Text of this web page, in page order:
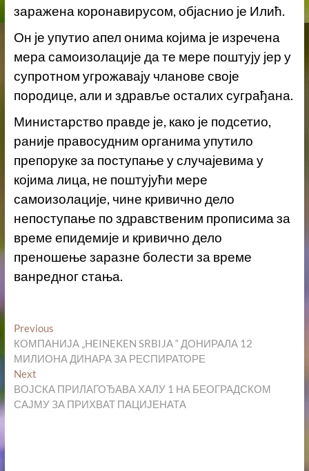
заражена коронавирусом, објаснио је Илић.
Он је упутио апел онима којима је изречена
мера самоизолације да те мере поштују јер у
супротном угрожавају чланове своје
породице, али и здравље осталих суграђана.
Министарство правде је, како је подсетио,
раније правосудним органима упутило
препоруке за поступање у случајевима у
којима лица, не поштујући мере
самоизолације, чине кривично дело
непоступање по здравственим прописима за
време епидемије и кривично дело
преношење заразне болести за време
ванредног стања.
Кретање
чланка
PreviousPrevious
post:
КОМПАНИЈА „HEINEKEN SRBIJA “ ДОНИРАЛА 12
МИЛИОНА ДИНАРА ЗА РЕСПИРАТОРЕ
NextNext
post:
ВОЈСКА ПРИЛАГОЂАВА ХАЛУ 1 НА БЕОГРАДСКОМ
САЈМУ ЗА ПРИХВАТ ПАЦИЈЕНАТА